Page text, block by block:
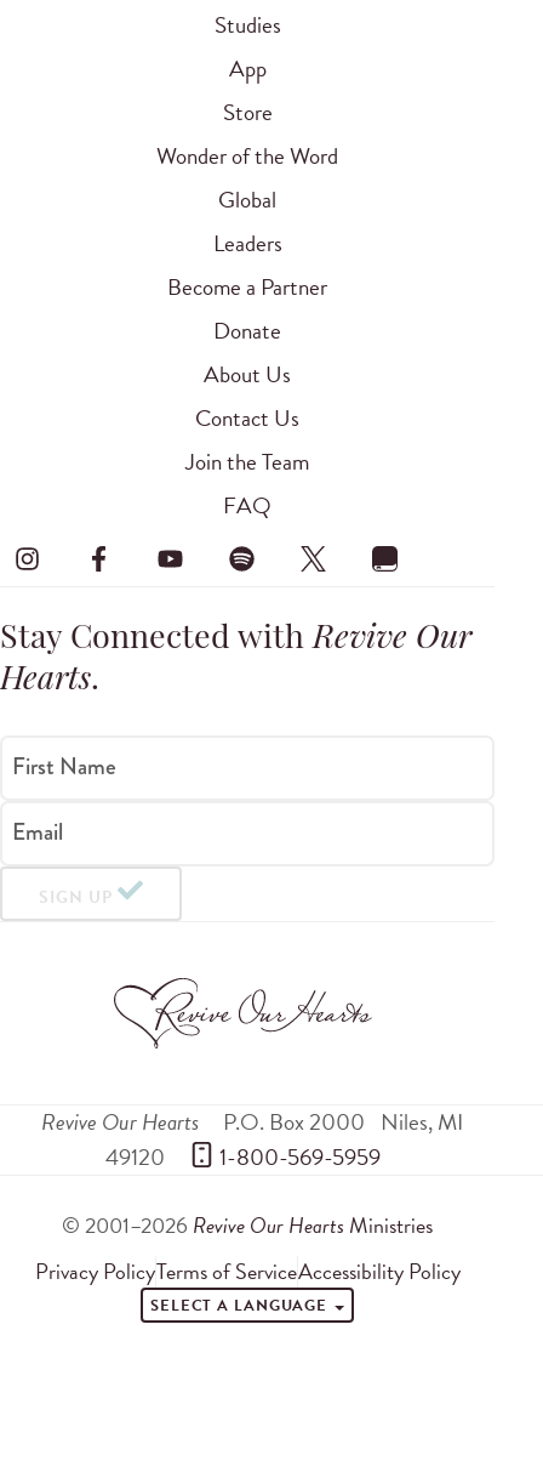
Studies
App
Store
Wonder of the Word
Global
Leaders
Become a Partner
Donate
About Us
Contact Us
Join the Team
FAQ
Stay Connected withRevive Our
Hearts.
First Name
Email
SIGN UP
Revive Our Hearts P.O. Box 2000 Niles,MI
49120
1-800-569-5959
© 2001–2026 Revive Our Hearts Ministries
Privacy PolicyTerms of ServiceAccessibility Policy
SELECT A LANGUAGE